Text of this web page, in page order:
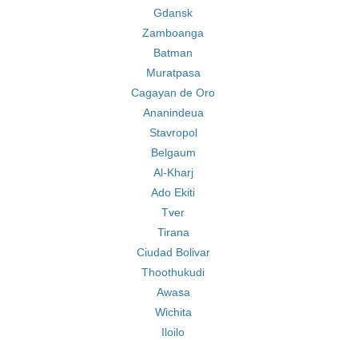
Gdansk
Zamboanga
Batman
Muratpasa
Cagayan de Oro
Ananindeua
Stavropol
Belgaum
Al-Kharj
Ado Ekiti
Tver
Tirana
Ciudad Bolivar
Thoothukudi
Awasa
Wichita
Iloilo